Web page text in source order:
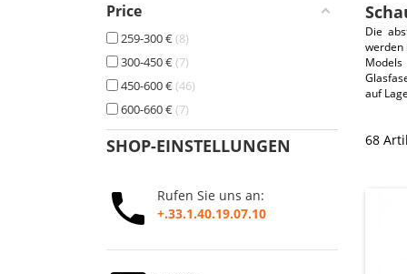
Price
259-300 € 8
300-450 € 7
450-600 € 46
600-660 € 7
SHOP-EINSTELLUNGEN
Rufen Sie uns an:
+.33.1.40.19.07.10
Die
werden
auf
68